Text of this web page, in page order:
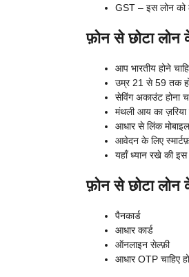
GST – इस लोन को
फ़ोन से छोटा लोन
आप भारतीय होने
उम्र 21 से 59 तक
सेविंग अकाउंट होना
मंथली आय का ज़रिया
आधार से लिंक
आवेदन के लिए
यहाँ ध्यान रखे की
फ़ोन से छोटा
पैनकार्ड
आधार कार्ड
ऑनलाइन सेल्फ़ी
आधार OTP चाहिए